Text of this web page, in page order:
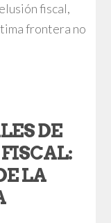
fiscal,
frontera no
DE
LA